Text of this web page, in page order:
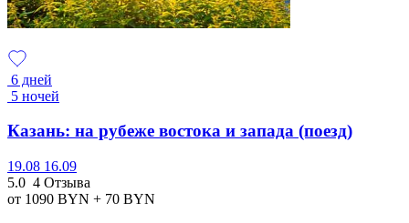
6 дней
5 ночей
Казань: на рубеже востока и запада (поезд)
19.08 16.09
5.0 4 Отзыва
от 1090 BYN + 70 BYN